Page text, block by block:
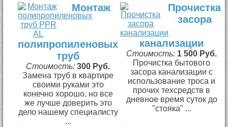
Монтаж
полипропиленовых
труб
Стоимость:300 Руб.
Замена труб в квартире
своими руками это
конечно хорошо, но все
же лучше доверить это
дело нашему специалисту
...
Прочистка
засора
канализации
Стоимость: 1 500 Руб.
Прочистка бытового
засора канализации с
использование троса и
прочих техсредств в
дневное время суток до
"стояка" ...